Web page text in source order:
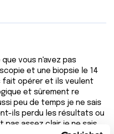
vous n'avez pas
et une biopsie le 14
fait opérer et ils veulent
et sûrement re
peu de temps je ne sais
ils perdu les résultats ou
assez clair je ne sais